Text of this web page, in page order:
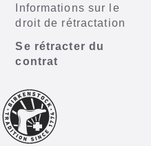
Informations sur le
droit de rétractation
Se rétracter du
contrat